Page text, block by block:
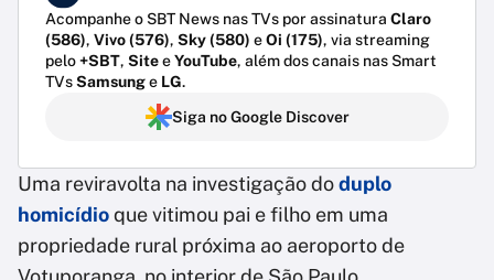
Acompanhe o SBT News nas TVs por assinatura Claro
(586), Vivo (576), Sky (580) eOi (175), via streaming
pelo+SBT, SiteeYouTube, além dos canais nas Smart
TVsSamsunge LG.
Siga no Google Discover
Uma reviravolta na investigação doduplo
homicídioque vitimou pai e filho em uma
propriedade rural próxima ao aeroporto de